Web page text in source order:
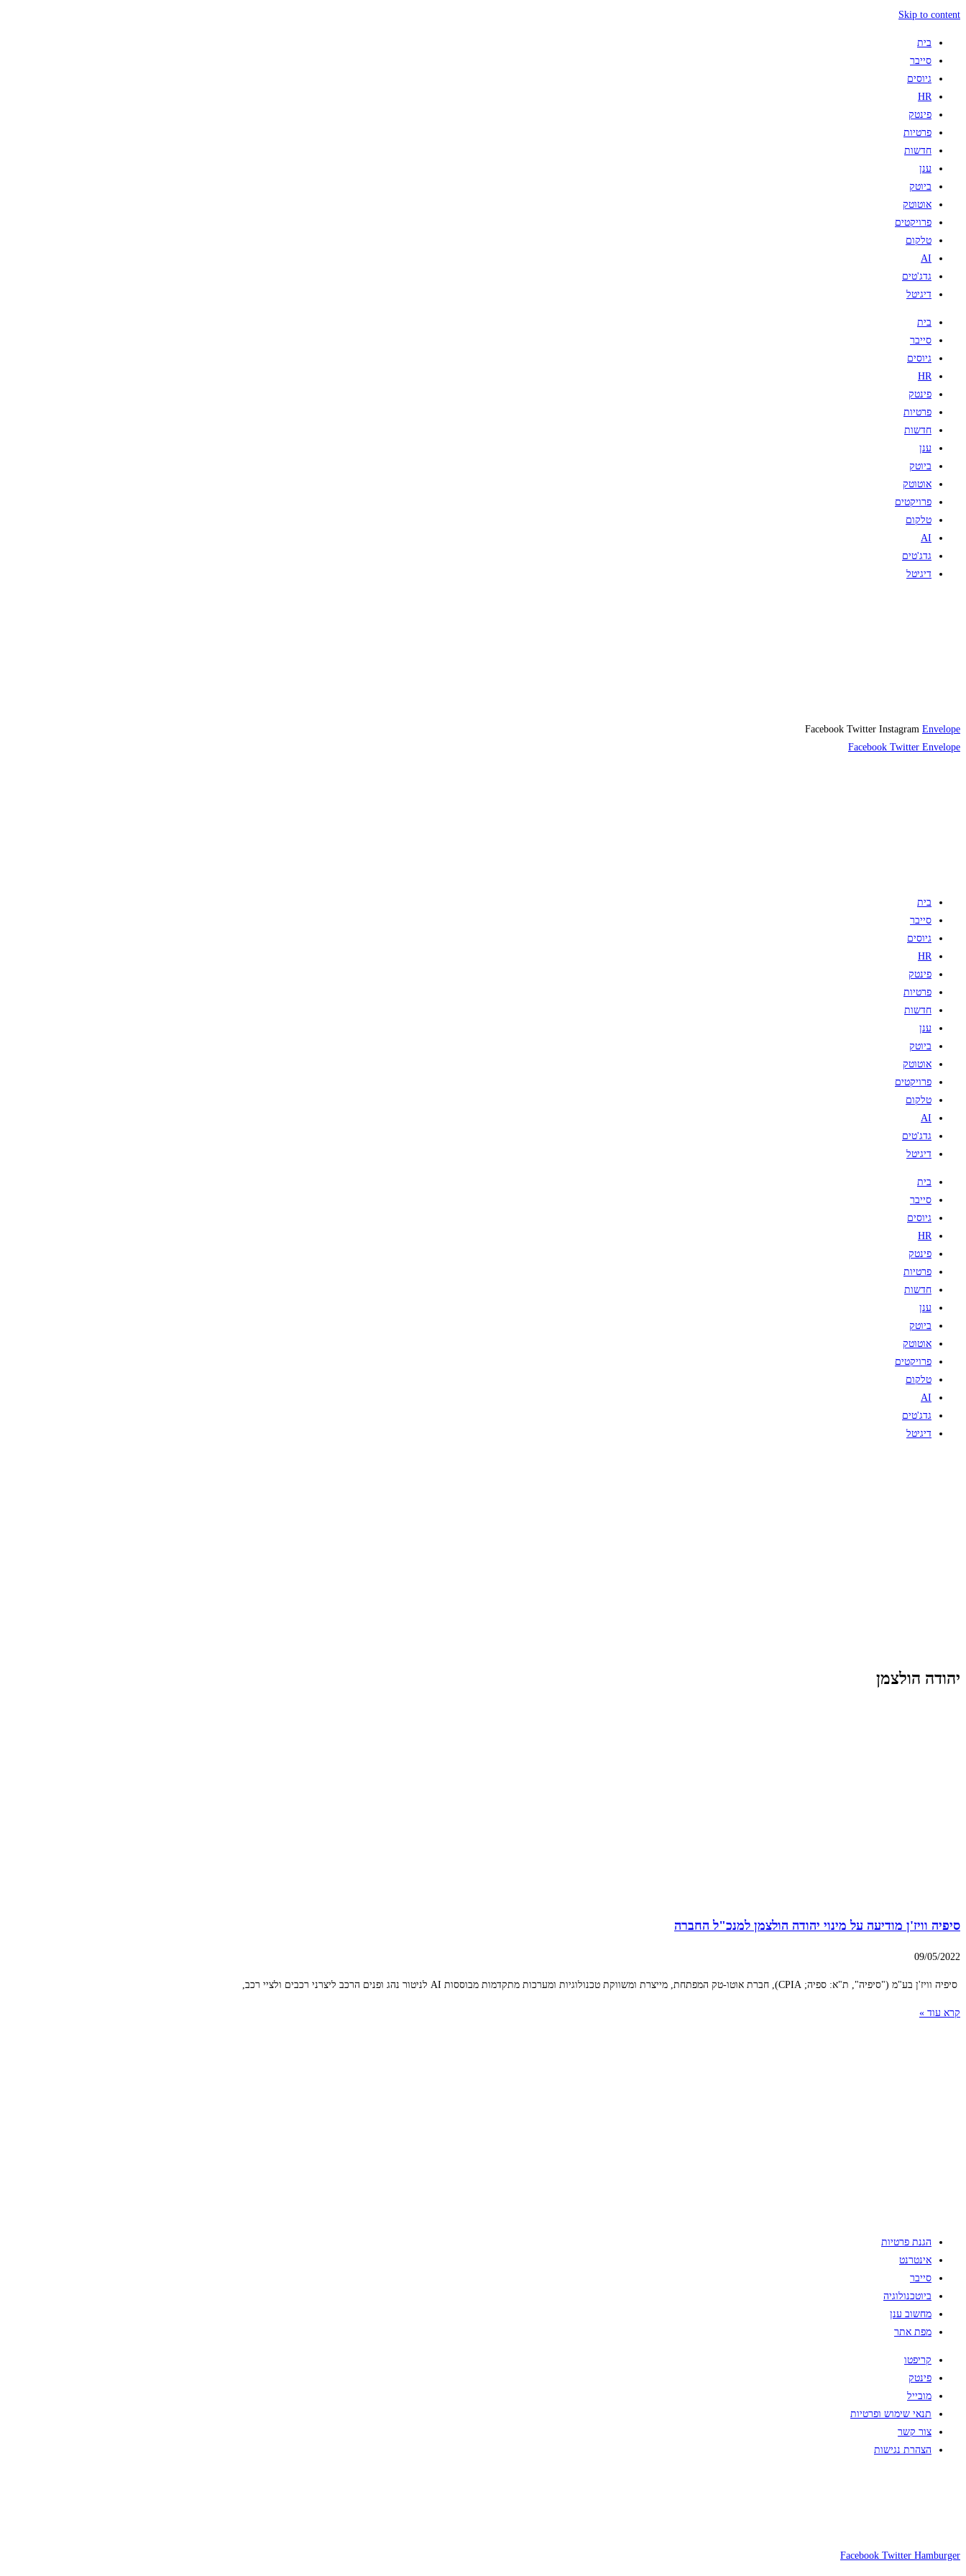
Skip to content
בית
סייבר
גיוסים
HR
פינטק
פרטיות
חדשות
ענן
ביוטק
אוטוטק
פרויקטים
טלקום
AI
גדג'טים
דיגיטל
בית
סייבר
גיוסים
HR
פינטק
פרטיות
חדשות
ענן
ביוטק
אוטוטק
פרויקטים
טלקום
AI
גדג'טים
דיגיטל
Facebook Twitter Instagram Envelope
Facebook Twitter Envelope
בית
סייבר
גיוסים
HR
פינטק
פרטיות
חדשות
ענן
ביוטק
אוטוטק
פרויקטים
טלקום
AI
גדג'טים
דיגיטל
בית
סייבר
גיוסים
HR
פינטק
פרטיות
חדשות
ענן
ביוטק
אוטוטק
פרויקטים
טלקום
AI
גדג'טים
דיגיטל
יהודה הולצמן
סיפיה וויז'ן מודיעה על מינוי יהודה הולצמן למנכ"ל החברה
09/05/2022
סיפיה וויז'ן בע"מ ("סיפיה", ת"א: ספיה; CPIA), חברת אוטו-טק המפתחת, מייצרת ומשווקת טכנולוגיות ומערכות מתקדמות מבוססות AI לניטור נהג ופנים הרכב ליצרני רכבים ולציי רכב,
קרא עוד »
הגנת פרטיות
אינטרנט
סייבר
ביוטכנולוגיה
מחשוב ענן
מפת אתר
קריפטו
פינטק
מובייל
תנאי שימוש ופרטיות
צור קשר
הצהרת נגישות
Facebook Twitter Hamburger